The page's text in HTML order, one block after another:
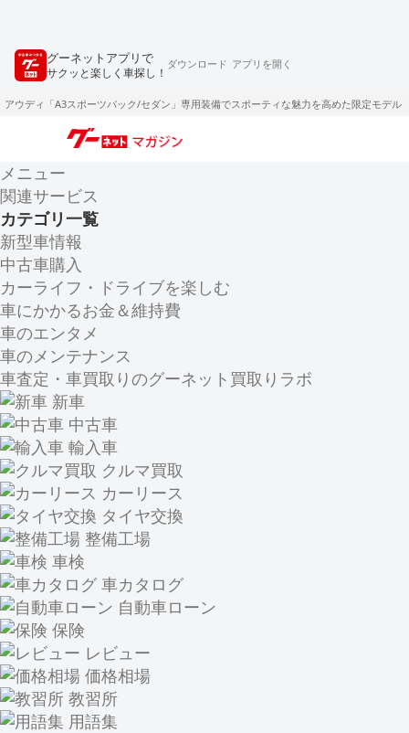
グーネットアプリで
サクッと楽しく車探し！
ダウンロード アプリを開く
アウディ「A3スポーツバック/セダン」専用装備でスポーティな魅力を高めた限定モデル
メニュー
関連サービス
カテゴリ一覧
新型車情報
中古車購入
カーライフ・ドライブを楽しむ
車にかかるお金＆維持費
車のエンタメ
車のメンテナンス
車査定・車買取りのグーネット買取りラボ
新車
中古車
輸入車
クルマ買取
カーリース
タイヤ交換
整備工場
車検
車カタログ
自動車ローン
保険
レビュー
価格相場
教習所
用語集